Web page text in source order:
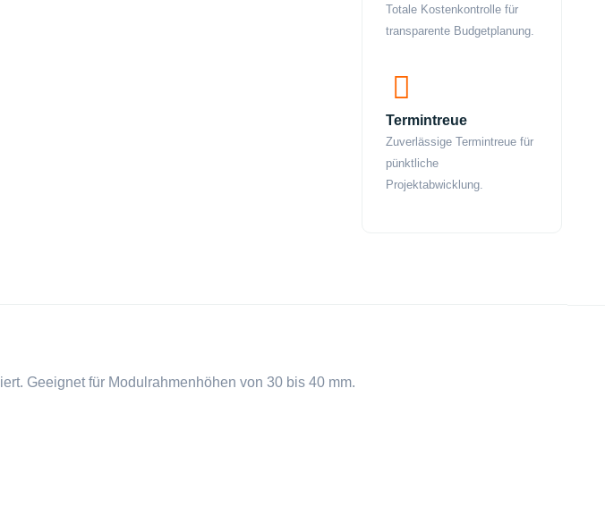
Totale Kostenkontrolle für
transparente Budgetplanung.
Termintreue
Zuverlässige Termintreue für
pünktliche
Projektabwicklung.
Geeignet für Modulrahmenhöhen von 30 bis 40 mm.